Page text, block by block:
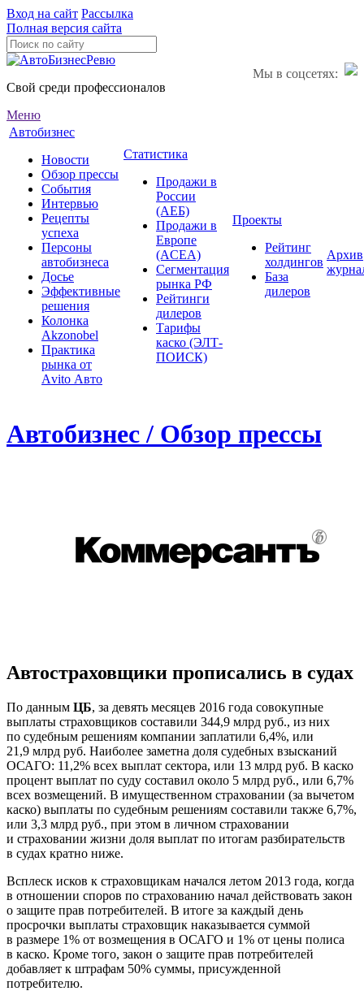
Вход на сайт Рассылка
Полная версия сайта
Мы в соцсетях:
Свой среди профессионалов
Меню
Автобизнес
Новости
Обзор прессы
События
Интервью
Рецепты
успеха
Персоны
автобизнеса
Досье
Эффективные
решения
Колонка
Akzonobel
Практика
рынка от
Аvito Авто
Статистика
Продажи в
России
(АЕБ)
Продажи в
Европе
(ACEA)
Сегментация
рынка РФ
Рейтинги
дилеров
Тарифы
каско (ЭЛТ-
ПОИСК)
Проекты
Рейтинг
холдингов
База
дилеров
Архив
Автобизнес / Обзор прессы
Автостраховщики прописались в судах
По данным ЦБ, за девять месяцев 2016 года совокупные
выплаты страховщиков составили 344,9 млрд руб., из них
по судебным решениям компании заплатили 6,4%, или
21,9 млрд руб. Наиболее заметна доля судебных взысканий
ОСАГО: 11,2% всех выплат сектора, или 13 млрд руб. В каско
процент выплат по суду составил около 5 млрд руб., или 6,7%
всех возмещений. В имущественном страховании (за вычетом
каско) выплаты по судебным решениям составили также 6,7%,
или 3,3 млрд руб., при этом в личном страховании
и страховании жизни доля выплат по итогам разбирательств
в судах кратно ниже.
Всплеск исков к страховщикам начался летом 2013 года, когда
в отношении споров по страхованию начал действовать закон
о защите прав потребителей. В итоге за каждый день
просрочки выплаты страховщик наказывается суммой
в размере 1% от возмещения в ОСАГО и 1% от цены полиса
в каско. Кроме того, закон о защите прав потребителей
добавляет к штрафам 50% суммы, присужденной
потребителю.